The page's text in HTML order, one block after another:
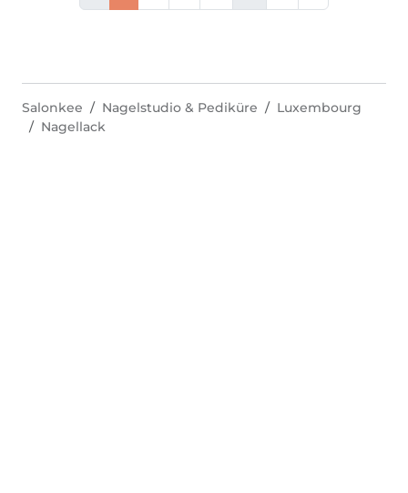
Salonkee Nagelstudio & Pediküre
Luxembourg
Nagellack